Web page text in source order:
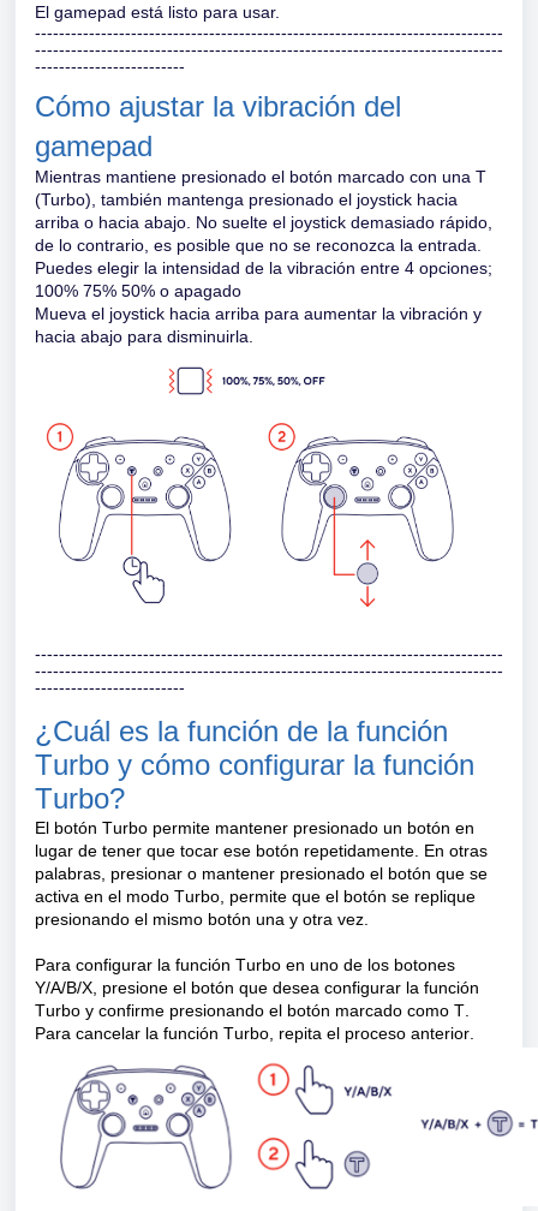
El gamepad está listo para usar.
------------------------------------------------------------------------------
------------------------------------------------------------------------------
-------------------------
Cómo ajustar la vibración del
gamepad
Mientras mantiene presionado el botón marcado con una T
(Turbo), también mantenga presionado el joystick hacia
arriba o hacia abajo. No suelte el joystick demasiado rápido,
de lo contrario, es posible que no se reconozca la entrada.
Puedes elegir la intensidad de la vibración entre 4 opciones;
100% 75% 50% o apagado
Mueva el joystick hacia arriba para aumentar la vibración y
hacia abajo para disminuirla.
------------------------------------------------------------------------------
------------------------------------------------------------------------------
-------------------------
¿Cuál es la función de la función
Turbo y cómo configurar la función
Turbo?
El botón Turbo permite mantener presionado un botón en
lugar de tener que tocar ese botón repetidamente. En otras
palabras, presionar o mantener presionado el botón que se
activa en el modo Turbo, permite que el botón se replique
presionando el mismo botón una y otra vez.
Para configurar la función Turbo en uno de los botones
Y/A/B/X, presione el botón que desea configurar la función
Turbo y confirme presionando el botón marcado como T.
Para cancelar la función Turbo, repita el proceso anterior.